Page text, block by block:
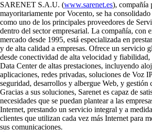
SARENET S.A.U. (www.sarenet.es), compañía
mayoritariamente por Vocento, se ha
como uno de los principales proveedores de
dentro del sector empresarial. La compañía, con
mercado desde 1995, está especializada en
y de alta calidad a empresas. Ofrece un servicio
desde conectividad de alta velocidad y fiabilidad,
Data Center de altas prestaciones, incluyendo
aplicaciones, redes privadas, soluciones de Voz
seguridad, desarrollos y albergue Web, y gestión
Gracias a sus soluciones, Sarenet es capaz de
necesidades que se puedan plantear a las
Internet, prestando un servicio integral y a
clientes que utilizan cada vez más Internet para
sus comunicaciones.